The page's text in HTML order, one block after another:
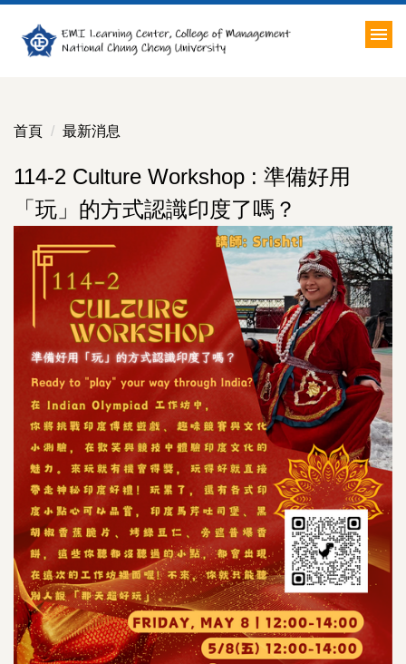
到
容
首頁 最新消息
114-2 Culture Workshop : 準備好用
「玩」的方式認識印度了嗎？